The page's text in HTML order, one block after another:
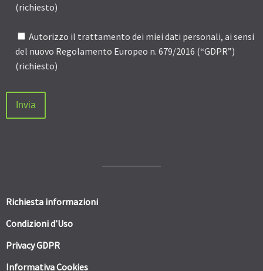
(richiesto)
Autorizzo il trattamento dei miei dati personali, ai sensi
del nuovo Regolamento Europeo n. 679/2016 (“GDPR”)
(richiesto)
Richiesta informazioni
Condizioni d’Uso
Privacy GDPR
Informativa Cookies